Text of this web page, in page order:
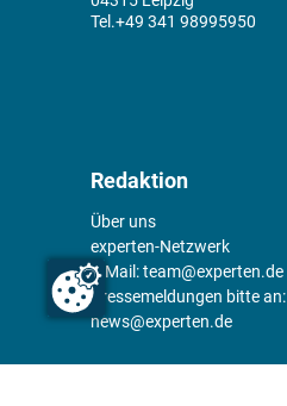
+49 341 98995950
Redaktion
Über uns
experten-Netzwerk
E-Mail:team@experten.de
Pressemeldungen bitte an:
news@experten.de